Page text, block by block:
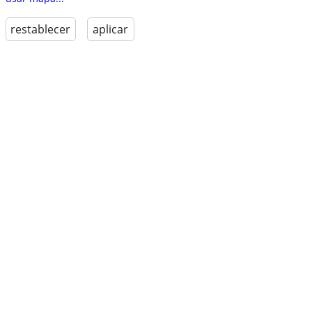
restablecer aplicar